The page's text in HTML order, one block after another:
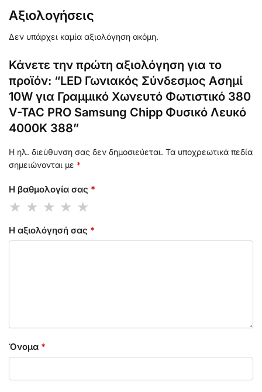
Αξιολογήσεις
Δεν υπάρχει καμία αξιολόγηση ακόμη.
Κάνετε την πρώτη αξιολόγηση για το
προϊόν: “LED Γωνιακός Σύνδεσμος Ασημί
10W για Γραμμικό Χωνευτό Φωτιστικό 380
V-TAC PRO Samsung Chipp Φυσικό Λευκό
4000K 388”
Η ηλ. διεύθυνση σας δεν δημοσιεύεται. Τα υποχρεωτικά πεδία
σημειώνονται με *
Η βαθμολογία σας *
Η αξιολόγησή σας *
Όνομα *